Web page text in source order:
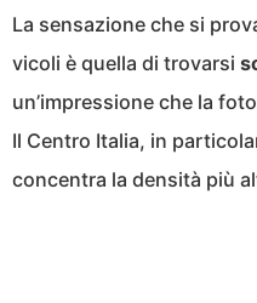
La sensazione che si
vicoli è quella di trovarsi
un’impressione che la
Il Centro Italia, in
concentra la densità più